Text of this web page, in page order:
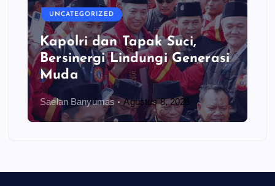
UNCATEGORIZED
Kapolri dan Tapak Suci,
Bersinergi Lindungi Generasi
Muda
Saelan Banyumas Agustus 8, 2026